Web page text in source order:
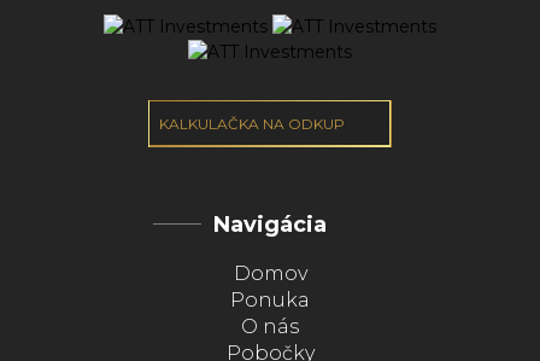
KALKULAČKA NA ODKUP
Navigácia
Domov
Ponuka
O nás
Pobočky